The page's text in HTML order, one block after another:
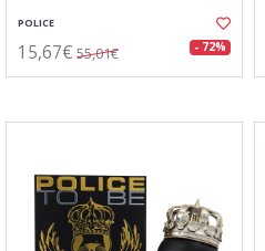
POLICE
15,67€ 55,01€ - 72%